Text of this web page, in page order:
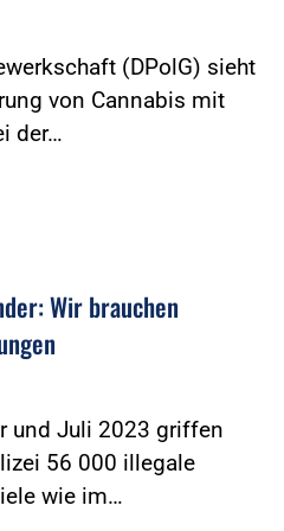
(DPolG) sieht
von Cannabis mit
der…
Wir brauchen
und Juli 2023 griffen
56 000 illegale
wie im…